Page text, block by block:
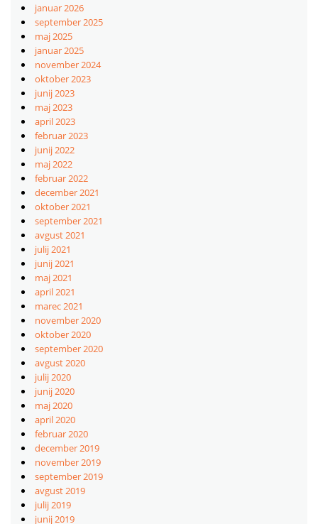
januar 2026
september 2025
maj 2025
januar 2025
november 2024
oktober 2023
junij 2023
maj 2023
april 2023
februar 2023
junij 2022
maj 2022
februar 2022
december 2021
oktober 2021
september 2021
avgust 2021
julij 2021
junij 2021
maj 2021
april 2021
marec 2021
november 2020
oktober 2020
september 2020
avgust 2020
julij 2020
junij 2020
maj 2020
april 2020
februar 2020
december 2019
november 2019
september 2019
avgust 2019
julij 2019
junij 2019